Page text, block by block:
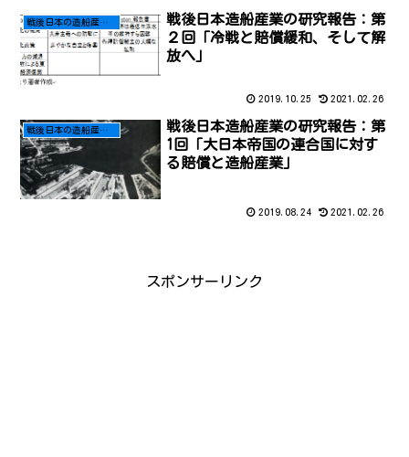
戦後日本の造船産業の研究報告
戦後日本造船産業の研究報告：第
２回「冷戦と賠償緩和、そして解
放へ」
2019.10.25 2021.02.26
戦後日本の造船産業の研究報告
戦後日本造船産業の研究報告：第
1回「大日本帝国の連合国に対す
る賠償と造船産業」
2019.08.24 2021.02.26
スポンサーリンク